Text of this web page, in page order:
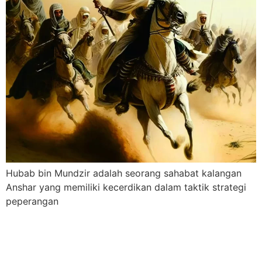
Hubab bin Mundzir adalah seorang sahabat kalangan
Anshar yang memiliki kecerdikan dalam taktik strategi
peperangan